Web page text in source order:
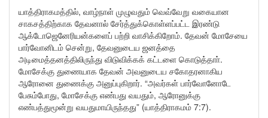
யாத்திராகமத்தில், வாழ்நாள் முழுவதும் வெவ்வேறு வகையான
சாகசத்திற்காக தேவனால் சேர்த்துக்கொள்ளப்பட்ட இரண்டு
ஆக்டோஜெனேரியன்களைப் பற்றி வாசிக்கிறோம். தேவன் மோசேயை
பார்வோனிடம் சென்று, தேவனுடைய ஜனத்தை
அடிமைத்தனத்திலிருந்து விடுவிக்கக் கட்டளை கொடுத்தாா்.
மோசேக்கு துணையாக தேவன் அவனுடைய சகோதரனாகிய
ஆரோனை துணைக்கு அனுப்புகிறார். “அவர்கள் பார்வோனோடே
பேசும்போது, மோசேக்கு எண்பது வயதும், ஆரோனுக்கு
எண்பத்துமூன்று வயதுமாயிருந்தது” (யாத்திராகமம் 7:7).